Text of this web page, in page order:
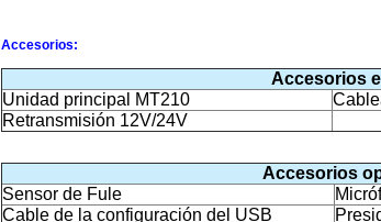
Accesorios:
Accesorios
Unidad principal MT210
Retransmisión 12V/24V
Accesorios
Sensor de Fule
Cable de la configuración del USB